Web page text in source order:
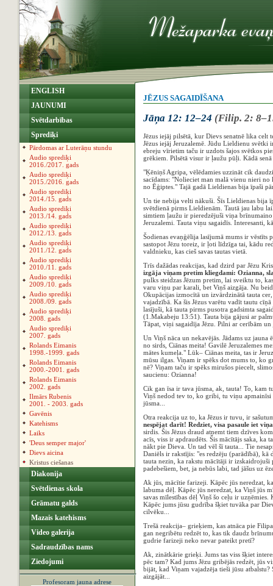
ENGLISH
JAUNUMI
Svētdarbības
Sprediķi
Pārdomas ar Luterāņu stundu
Audio sprediķi
2016./2017. gads
Audio sprediķi
2015./2016. gads
Audio sprediķi
2014./15. gads
Audio sprediķi
2013./14. gads
Audio sprediķi
2012./13. gads
Audio sprediķi
2011./12. gads
Audio sprediķi
2010./11. gads
Audio sprediķi
2009./10. gads
Audio sprediķi
2008./09. gads
Audio sprediķi
2008. gads
Audio sprediķi
2007. gads
Rolands Eimanis
1998.-1999. gads
Rolands Eimanis
2000.-2001. gads
Rolands Eimanis
2002. gads
Ilmārs Rubenis
2001. - 2003. gads
Gavēnis
Katehisms
Laiks
'Deus semper major'
Dievs aicina
Kristus ciešanas
Diakonija
Svētdienas skola
Grāmatu galds
Mazais katehisms
Video galerija
Sadraudzības nams
Ziedojumi
Profesoram jauna adrese
JĒZUS SAGAIDĪŠANA
Jāņa 12: 12–24 (Filip. 2:
Jēzus iejāj pilsētā, kur Dievs senatnē lika
Jēzus iejāj Jeruzalemē. Jūdu Lieldienu
ebreju vīrietim taču ir uzdots šajos svētkos
grēkiem. Pilsētā visur ir ļaužu pūļi. Kādā
"Ķēniņš Agripa, vēlēdamies uzzināt cik
sacīdams: "Nolieciet man malā vienu nieri
no Ēģiptes." Tajā gadā Lieldienas bija īpaši
Un tie nebija velti nākuši. Šīs Lieldienas bija
svētdienā pirms Lieldienām. Tautā jau labu
simtiem ļaužu ir pieredzējuši viņa
Jeruzalemi. Tauta viņu sagaidīs. Interesanti,
Šodienas evaņģēlija lasījumā mums ir vēstīts
sastopot Jēzu toreiz, ir ļoti līdzīga tai, kādu
valdnieku, kas cieš savas tautas vietā.
Trīs dažādas reakcijas, kad dzird par Jēzu
izgāja viņam pretim kliegdami: Ozianna,
pulks steidzas Jēzum pretim, lai sveiktu to,
varu viņu par karali, bet Viņš aizgāja. Nu
Okupācijas izmocītā un izvārdzinātā tauta
vajadzībā. Ka šis Jēzus varētu vadīt tautu
lasījuši, kā tauta pirms pusotra gadsimta
(1.Makabeju 13:51). Tauta bija gājusi ar
Tāpat, viņi sagaidīja Jēzu. Pilni ar cerībām
Un Viņš nāca un nekavējās. Jādams uz jauna
no sirds, Ciānas meita! Gavilē Jeruzalemes
mātes kumeļa." Lūk– Ciānas meita, tas ir
mūsu ilgas. Viņam ir spēks dot mums to, ko
nē? Viņam taču ir spēks mirušos piecelt,
saucienu: Ozianna!
Cik gan īsa ir tava jūsma, ak, tauta! To, kam
Viņš nedod tev to, ko gribi, tu viņu
jūsma...
Otra reakcija uz to, ka Jēzus ir tuvu, ir
nespējat darīt! Redziet, visa pasaule iet
sirdis. Šis Jēzus draud atņemt tiem dzīves
acīs, viss ir apdraudēts. Šis mācītājs saka,
nākt pie Dieva. Un tad vēl šī tauta... Tie
Daniēls ir rakstījis: "es redzēju (parādībā), kā
tauta nezin, ka rakstu mācītāji ir izskaidrojuši
padebešiem, bet, ja nebūs labi, tad jāšus uz
Ak jūs, mācītie farizeji. Kāpēc jūs neredzat,
labuma dēļ. Kāpēc jūs neredzat, ka Viņš jūs
savas mīlestības dēļ Viņš šo ceļu ir
Kāpēc jums jūsu gudrība šķiet tuvāka par
cilvēku...
Trešā reakcija– grieķiem, kas atnāca pie
gan negribētu redzēt to, kas tik daudz
gudrie farizeji neko nevar pateikt pretī?
Ak, zinātkārie grieķi. Jums tas viss šķiet
pēc tam? Kad jums Jēzu gribējās redzēt, jūs
bijāt, kad Viņam vajadzēja tieši jūsu
aizgājāt...